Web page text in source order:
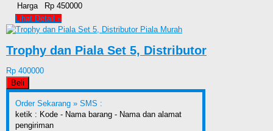
Harga
Rp 450000
Lihat Detail »
Trophy dan Piala Set 5, Distributor
Rp 400000
Beli
Order Sekarang » SMS :
ketik : Kode - Nama barang - Nama dan alamat
pengiriman